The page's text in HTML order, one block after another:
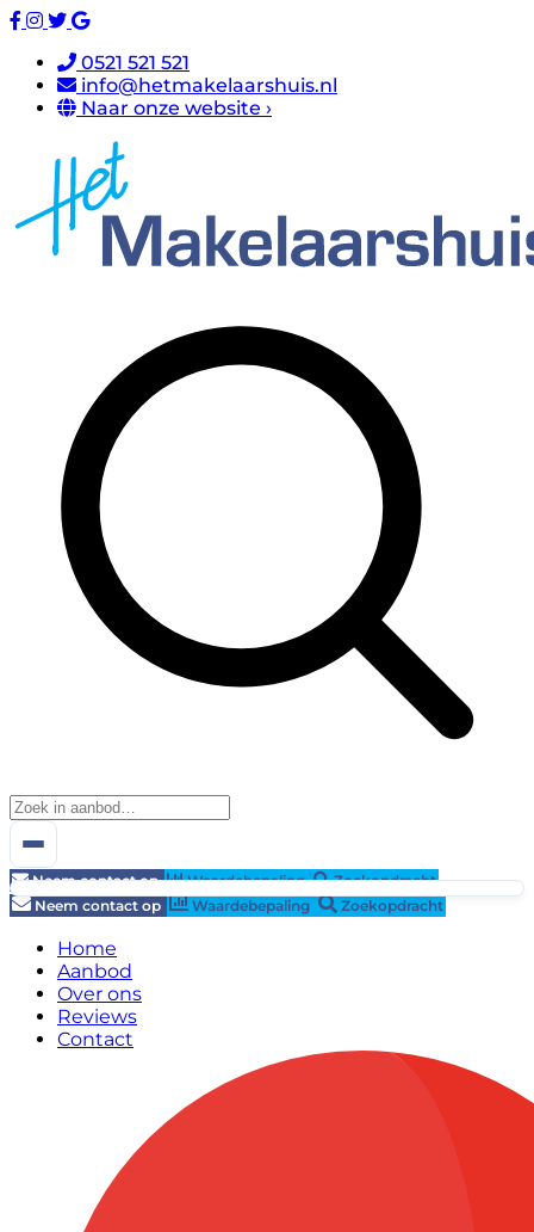
0521 521 521
info@hetmakelaarshuis.nl
Naar onze website ›
Neem contact op Waardebepaling
Zoekopdracht
Neem contact op
Waardebepaling Zoekopdracht
Home
Aanbod
Over ons
Reviews
Contact